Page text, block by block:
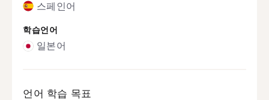
스페인어
학습언어
일본어
언어 학습 목표